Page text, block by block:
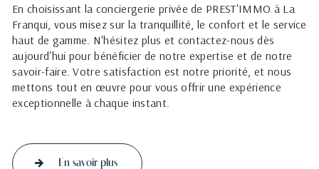
En choisissant la conciergerie privée de PREST'IMMO à La
Franqui, vous misez sur la tranquillité, le confort et le service
haut de gamme. N'hésitez plus et contactez-nous dès
aujourd'hui pour bénéficier de notre expertise et de notre
savoir-faire. Votre satisfaction est notre priorité, et nous
mettons tout en œuvre pour vous offrir une expérience
exceptionnelle à chaque instant.
En savoir plus